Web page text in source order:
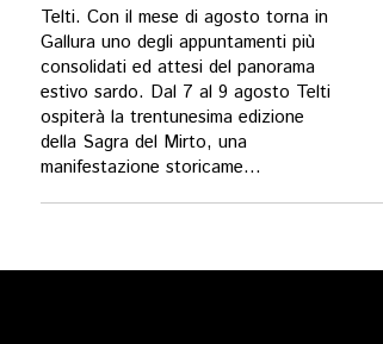
Telti. Con il mese di agosto torna in
Gallura uno degli appuntamenti più
consolidati ed attesi del panorama
estivo sardo. Dal 7 al 9 agosto Telti
ospiterà la trentunesima edizione
della Sagra del Mirto, una
manifestazione storicame...